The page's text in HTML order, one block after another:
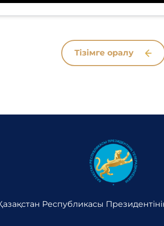
Тізімге оралу
Республикасы